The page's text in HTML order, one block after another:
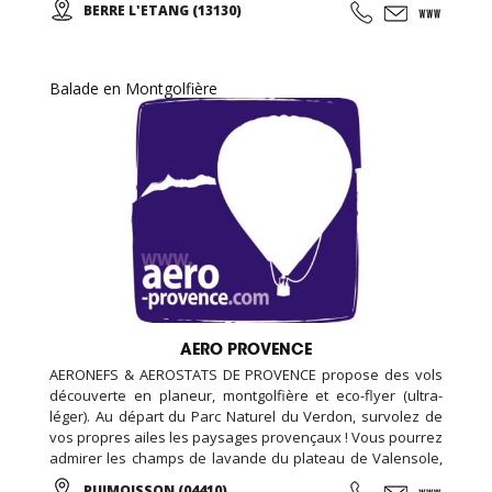
groupes, familles, ados, congrès.
BERRE L'ETANG (13130)
Balade en Montgolfière
AERO PROVENCE
AERONEFS & AEROSTATS DE PROVENCE propose des vols
découverte en planeur, montgolfière et eco-flyer (ultra-
léger). Au départ du Parc Naturel du Verdon, survolez de
vos propres ailes les paysages provençaux ! Vous pourrez
admirer les champs de lavande du plateau de Valensole,
le lac Sainte-Croix ou les gorges du Verdon tout en